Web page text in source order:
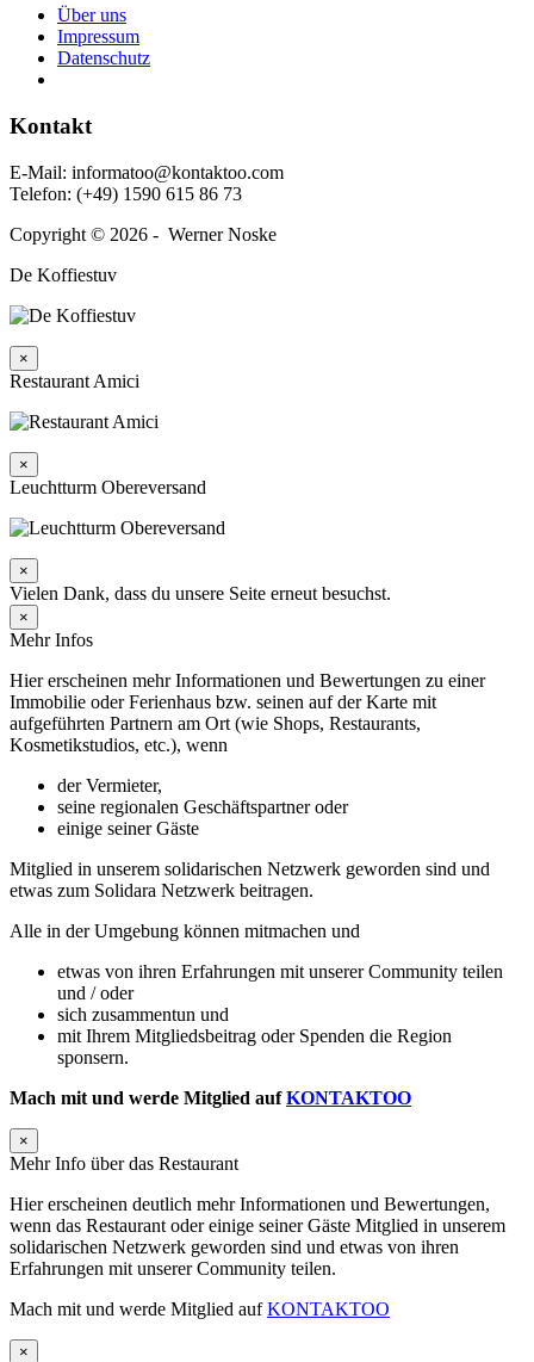
Über uns
Impressum
Daten­schutz
Kontakt
E‑Mail: informatoo@kontaktoo.com
Telefon: (+49) 1590 615 86 73
Copyright © 2026 - Werner Noske
De Koffiestuv
×
Restaurant Amici
×
Leuchtturm Obereversand
×
Vielen Dank, dass du unsere Seite erneut besuchst.
×
Mehr Infos
Hier erscheinen mehr Informationen und Bewertungen zu einer
Immobilie oder Ferienhaus bzw. seinen auf der Karte mit
aufgeführten Partnern am Ort (wie Shops, Restaurants,
Kosmetikstudios, etc.), wenn
der Vermieter,
seine regionalen Geschäftspartner oder
einige seiner Gäste
Mitglied in unserem solidarischen Netzwerk geworden sind und
etwas zum Solidara Netzwerk beitragen.
Alle in der Umgebung können mitmachen und
etwas von ihren Erfahrungen mit unserer Community teilen
und / oder
sich zusammentun und
mit Ihrem Mitgliedsbeitrag oder Spenden die Region
sponsern.
Mach mit und werde Mitglied aufKONTAKTOO
×
Mehr Info über das Restaurant
Hier erscheinen deutlich mehr Informationen und Bewertungen,
wenn das Restaurant oder einige seiner Gäste Mitglied in unserem
solidarischen Netzwerk geworden sind und etwas von ihren
Erfahrungen mit unserer Community teilen.
Mach mit und werde Mitglied aufKONTAKTOO
×